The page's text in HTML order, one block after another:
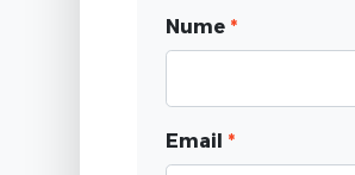
Nume *
Email *